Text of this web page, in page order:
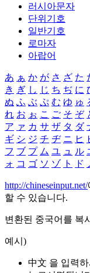
러시아문자
단위기호
일반기호
로마자
아랍어
あ ぁ か が さ ざ た
き ぎ し じ ち ぢ に
ぬ ふ ぶ ぷ む ゆ ゅ
れ お ぉ こ ご そ ぞ
ア ァ カ サ ザ タ ダ
ギ シ ジ チ ヂ ニ ヒ
フ ブ プ ム ユ ュ ル
ォ コ ゴ ソ ゾ ト ド
http://chineseinput.net/
할 수 있습니다.
변환된 중국어를 복
예시)
中文 을 입력